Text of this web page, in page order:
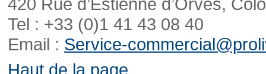
Tel : +33 (0)1 41 43 08 40
Email : Service-
Haut de la page